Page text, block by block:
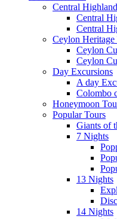
Central
Central
Central
Ceylon Heritage
Ceylon
Ceylon
Day Excursions
A day
Colombo
Honeymoon
Popular Tours
Giants of
7 Nights
13 Nights
14 Nights